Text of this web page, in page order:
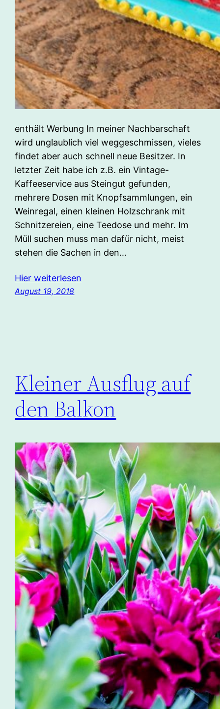
enthält Werbung In meiner Nachbarschaft
wird unglaublich viel weggeschmissen, vieles
findet aber auch schnell neue Besitzer. In
letzter Zeit habe ich z.B. ein Vintage-
Kaffeeservice aus Steingut gefunden,
mehrere Dosen mit Knopfsammlungen, ein
Weinregal, einen kleinen Holzschrank mit
Schnitzereien, eine Teedose und mehr. Im
Müll suchen muss man dafür nicht, meist
stehen die Sachen in den…
Hier weiterlesen
August 19, 2018
Kleiner Ausflug auf
den Balkon